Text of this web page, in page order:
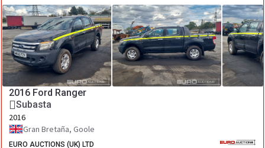
2016 Ford Ranger
Subasta
2016
Gran Bretaña, Goole
EURO AUCTIONS (UK) LTD